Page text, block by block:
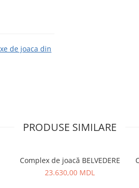
de joaca din
PRODUSE SIMILARE
Complex de joacă BELVEDERE
23.630,00 MDL